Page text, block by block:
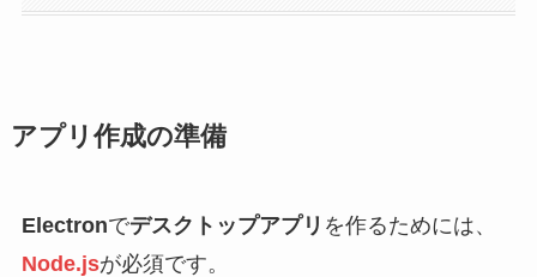
アプリ作成の準備
Electronでデスクトップアプリ を作るためには、
Node.jsが必須です。